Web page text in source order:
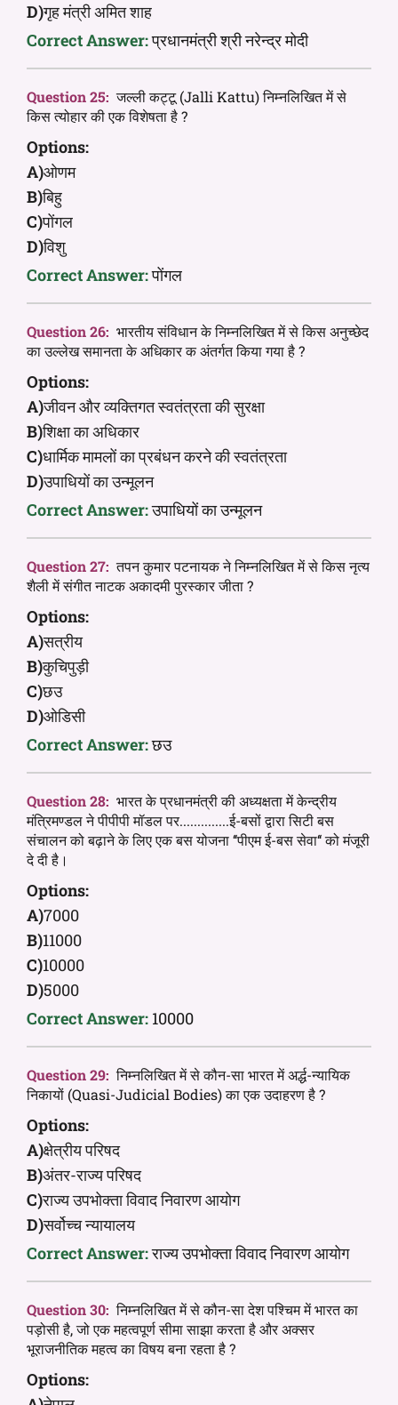
D)गृह मंत्री अमित शाह
Correct Answer:प्रधानमंत्री श्री नरेन्द्र मोदी
Question 25: जल्ली कट्टू (Jalli Kattu) निम्नलिखित में से
किस त्योहार की एक विशेषता है ?
Options:
A)ओणम
B)बिहु
C)पोंगल
D)विशु
Correct Answer:पोंगल
Question 26: भारतीय संविधान के निम्नलिखित में से किस अनुच्छेद
का उल्लेख समानता के अधिकार क अंतर्गत किया गया है ?
Options:
A)जीवन और व्यक्तिगत स्वतंत्रता की सुरक्षा
B)शिक्षा का अधिकार
C)धार्मिक मामलों का प्रबंधन करने की स्वतंत्रता
D)उपाधियों का उन्मूलन
Correct Answer:उपाधियों का उन्मूलन
Question 27: तपन कुमार पटनायक ने निम्नलिखित में से किस नृत्य
शैली में संगीत नाटक अकादमी पुरस्कार जीता ?
Options:
A)सत्रीय
B)कुचिपुड़ी
C)छउ
D)ओडिसी
Correct Answer:छउ
Question 28: भारत के प्रधानमंत्री की अध्यक्षता में केन्द्रीय
मंत्रिमण्डल ने पीपीपी मॉडल पर..............ई-बसों द्वारा सिटी बस
संचालन को बढ़ाने के लिए एक बस योजना ‘‘पीएम ई-बस सेवा‘‘ को मंजूरी
दे दी है।
Options:
A)7000
B)11000
C)10000
D)5000
Correct Answer: 10000
Question 29: निम्नलिखित में से कौन-सा भारत में अर्द्ध-न्यायिक
निकायों (Quasi-Judicial Bodies) का एक उदाहरण है ?
Options:
A)क्षेत्रीय परिषद
B)अंतर-राज्य परिषद
C)राज्य उपभोक्ता विवाद निवारण आयोग
D)सर्वोच्च न्यायालय
Correct Answer:राज्य उपभोक्ता विवाद निवारण आयोग
Question 30: निम्नलिखित में से कौन-सा देश पश्चिम में भारत का
पड़ोसी है, जो एक महत्वपूर्ण सीमा साझा करता है और अक्सर
भूराजनीतिक महत्व का विषय बना रहता है ?
Options: